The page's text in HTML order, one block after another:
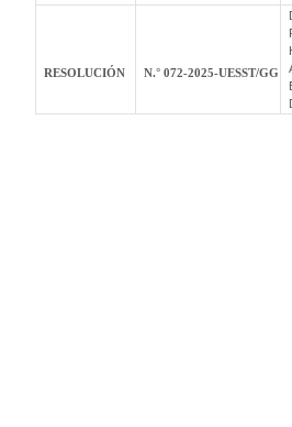
RESOLUCIÓN N.° 072-2025-UESST/GG